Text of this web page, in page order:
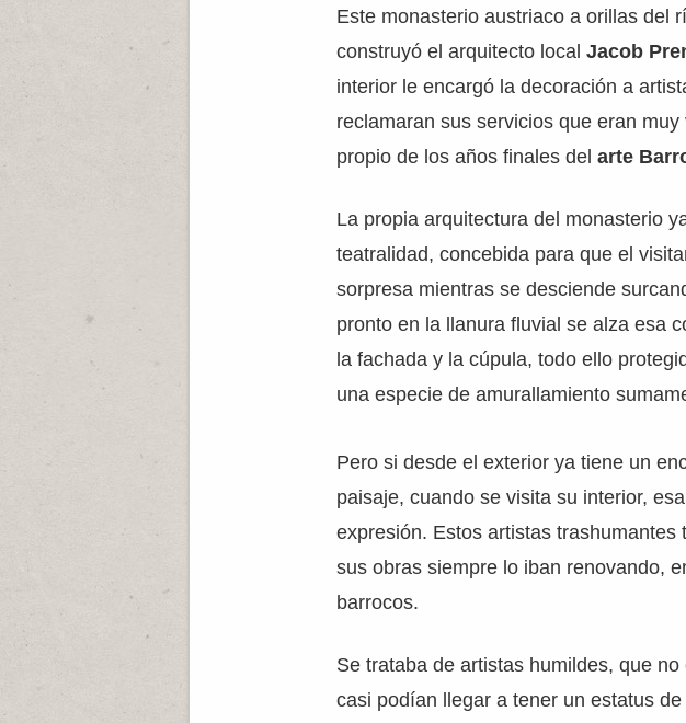
Este monasterio austriaco a orillas del
construyó el arquitecto localJacob
interior le encargó la decoración a
reclamaran sus servicios que eran
propio de los años finales delarte
La propia arquitectura del monasterio
teatralidad, concebida para que el
sorpresa mientras se desciende
pronto en la llanura fluvial se alza esa
la fachada y la cúpula, todo ello
una especie de amurallamiento
Pero si desde el exterior ya tiene un
paisaje, cuando se visita su interior,
expresión. Estos artistas
sus obras siempre lo iban renovando,
barrocos.
Se trataba de artistas humildes, que
casi podían llegar a tener un estatus